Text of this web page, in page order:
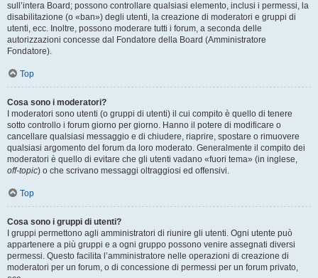
sull’intera Board; possono controllare qualsiasi elemento, inclusi i permessi, la
disabilitazione (o «ban») degli utenti, la creazione di moderatori e gruppi di
utenti, ecc. Inoltre, possono moderare tutti i forum, a seconda delle
autorizzazioni concesse dal Fondatore della Board (Amministratore
Fondatore).
Top
Cosa sono i moderatori?
I moderatori sono utenti (o gruppi di utenti) il cui compito è quello di tenere
sotto controllo i forum giorno per giorno. Hanno il potere di modificare o
cancellare qualsiasi messaggio e di chiudere, riaprire, spostare o rimuovere
qualsiasi argomento del forum da loro moderato. Generalmente il compito dei
moderatori è quello di evitare che gli utenti vadano «fuori tema» (in inglese,
off-topic) o che scrivano messaggi oltraggiosi ed offensivi.
Top
Cosa sono i gruppi di utenti?
I gruppi permettono agli amministratori di riunire gli utenti. Ogni utente può
appartenere a più gruppi e a ogni gruppo possono venire assegnati diversi
permessi. Questo facilita l’amministratore nelle operazioni di creazione di
moderatori per un forum, o di concessione di permessi per un forum privato,